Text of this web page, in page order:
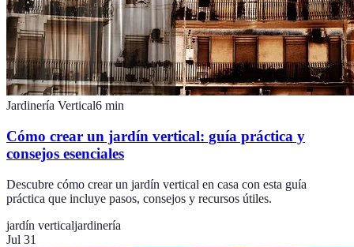
Jardinería Vertical6 min
Cómo crear un jardín vertical: guía práctica y
consejos esenciales
Descubre cómo crear un jardín vertical en casa con esta guía
práctica que incluye pasos, consejos y recursos útiles.
jardín verticaljardinería
Jul 31